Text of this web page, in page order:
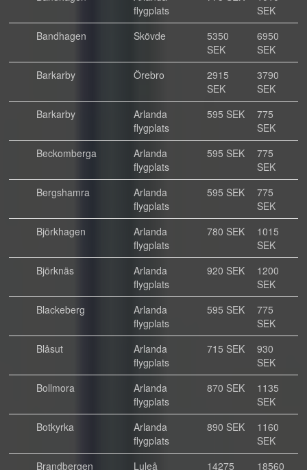
flygplats
SEK
Bandhagen
Skövde
5350
SEK
6950
SEK
Barkarby
Örebro
2915
SEK
3790
SEK
Barkarby
Arlanda
flygplats
595 SEK
775
SEK
Beckomberga
Arlanda
flygplats
595 SEK
775
SEK
Bergshamra
Arlanda
flygplats
595 SEK
775
SEK
Björkhagen
Arlanda
flygplats
780 SEK
1015
SEK
Björknäs
Arlanda
flygplats
920 SEK
1200
SEK
Blackeberg
Arlanda
flygplats
595 SEK
775
SEK
Blåsut
Arlanda
flygplats
715 SEK
930
SEK
Bollmora
Arlanda
flygplats
870 SEK
1135
SEK
Botkyrka
Arlanda
flygplats
890 SEK
1160
SEK
Brandbergen
Luleå
14275
18560